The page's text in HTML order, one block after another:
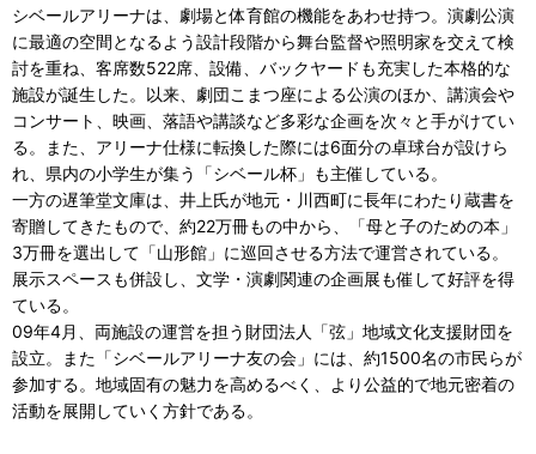
シベールアリーナは、劇場と体育館の機能をあわせ持つ。演劇公演
に最適の空間となるよう設計段階から舞台監督や照明家を交えて検
討を重ね、客席数522席、設備、バックヤードも充実した本格的な
施設が誕生した。以来、劇団こまつ座による公演のほか、講演会や
コンサート、映画、落語や講談など多彩な企画を次々と手がけてい
る。また、アリーナ仕様に転換した際には6面分の卓球台が設けら
れ、県内の小学生が集う「シベール杯」も主催している。
一方の遅筆堂文庫は、井上氏が地元・川西町に長年にわたり蔵書を
寄贈してきたもので、約22万冊もの中から、「母と子のための本」
3万冊を選出して「山形館」に巡回させる方法で運営されている。
展示スペースも併設し、文学・演劇関連の企画展も催して好評を得
ている。
09年4月、両施設の運営を担う財団法人「弦」地域文化支援財団を
設立。また「シベールアリーナ友の会」には、約1500名の市民らが
参加する。地域固有の魅力を高めるべく、より公益的で地元密着の
活動を展開していく方針である。